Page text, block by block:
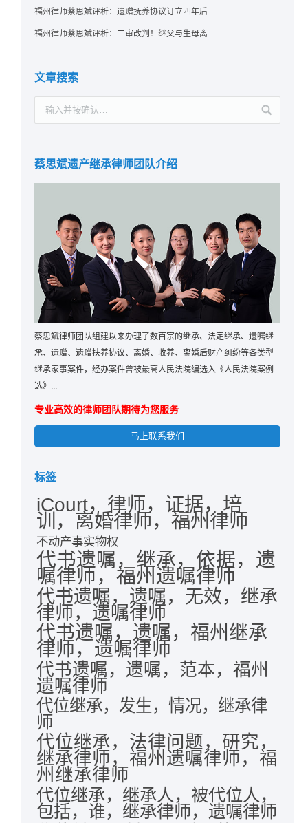
福州律师蔡思斌评析：遗赠抚养协议订立四年后丧失民事行为能力，协议有效吗？
福州律师蔡思斌评析：二审改判！继父与生母离婚后，曾受其抚养的继子女是否仍享有继承权？
文章搜索
蔡思斌遗产继承律师团队介绍
蔡思斌律师团队组建以来办理了数百宗的继承、法定继承、遗嘱继
承、遗赠、遗赠扶养协议、离婚、收养、离婚后财产纠纷等各类型
继承家事案件，经办案件曾被最高人民法院编选入《人民法院案例
选》...
专业高效的律师团队期待为您服务
马上联系我们
标签
iCourt，律师，证据，培
训，离婚律师，福州律师
不动产事实物权
代书遗嘱，继承，依据，遗
嘱律师，福州遗嘱律师
代书遗嘱，遗嘱，无效，继承
律师，遗嘱律师
代书遗嘱，遗嘱，福州继承
律师，遗嘱律师
代书遗嘱，遗嘱，范本，福州
遗嘱律师
代位继承，发生，情况，继承律
师
代位继承，法律问题，研究，
继承律师，福州遗嘱律师，福
州继承律师
代位继承，继承人，被代位人，
包括，谁，继承律师，遗嘱律师